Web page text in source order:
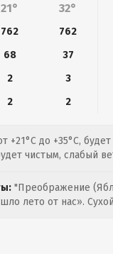
21° 32°
762 762
68 37
2 3
2 2
+21°C до +35°C,
чистым, слабый
"Преображение
лето от нас».